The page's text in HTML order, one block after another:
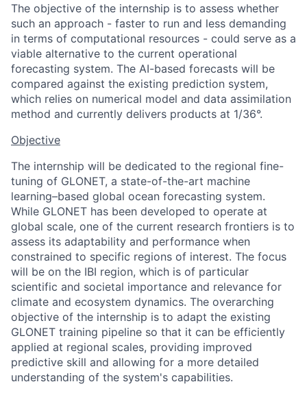
The objective of the internship is to assess whether
such an approach - faster to run and less demanding
in terms of computational resources - could serve as a
viable alternative to the current operational
forecasting system. The AI-based forecasts will be
compared against the existing prediction system,
which relies on numerical model and data assimilation
method and currently delivers products at 1/36°.
Objective
The internship will be dedicated to the regional fine-
tuning of GLONET, a state-of-the-art machine
learning–based global ocean forecasting system.
While GLONET has been developed to operate at
global scale, one of the current research frontiers is to
assess its adaptability and performance when
constrained to specific regions of interest. The focus
will be on the IBI region, which is of particular
scientific and societal importance and relevance for
climate and ecosystem dynamics. The overarching
objective of the internship is to adapt the existing
GLONET training pipeline so that it can be efficiently
applied at regional scales, providing improved
predictive skill and allowing for a more detailed
understanding of the system's capabilities.